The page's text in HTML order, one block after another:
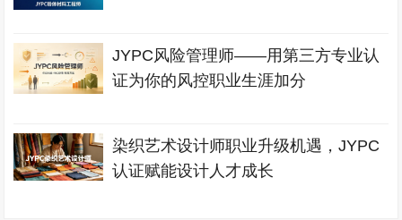
JYPC风险管理师——用第三方专业认
证为你的风控职业生涯加分
染织艺术设计师职业升级机遇，JYPC
认证赋能设计人才成长